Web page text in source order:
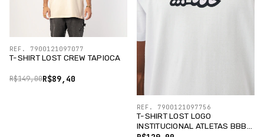
T-SHIRT LOST CREW TAPIOCA
R$89,40
R$149,00
REF. 7900121097077
T-SHIRT LOST LOGO
INSTITUCIONAL ATLETAS BBB
REF. 7900121097756